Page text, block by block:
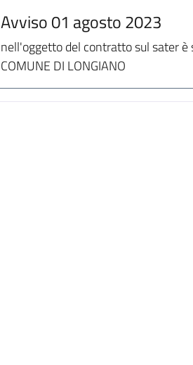
Avviso01 agosto 2023
nell'oggetto del contratto sul sater
COMUNE DI LONGIANO